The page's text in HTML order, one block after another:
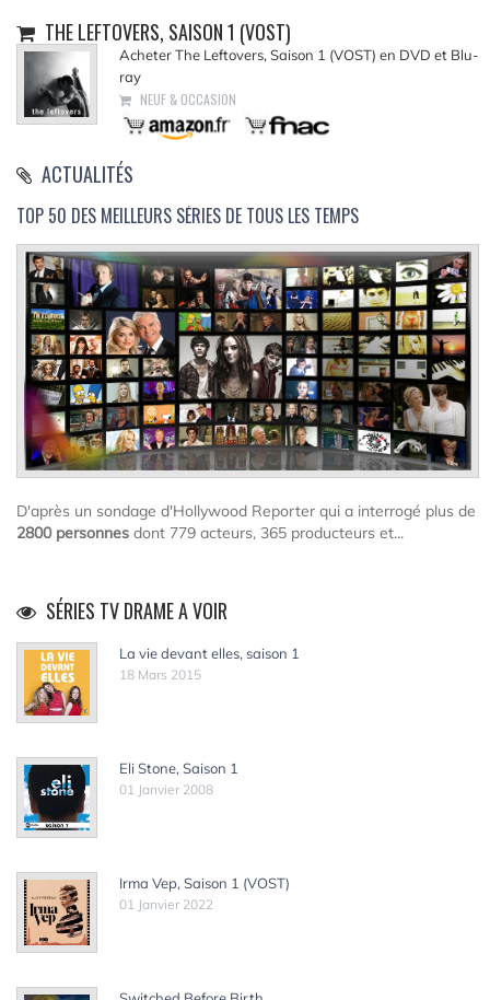
THE LEFTOVERS, SAISON 1 (VOST)
Acheter The Leftovers, Saison 1 (VOST) en DVD et Blu-
ray
NEUF & OCCASION
ACTUALITÉS
TOP 50 DES MEILLEURS SÉRIES DE TOUS LES TEMPS
D'après un sondage d'Hollywood Reporter qui a interrogé plus de
2800 personnes dont 779 acteurs, 365 producteurs et...
SÉRIES TV DRAME A VOIR
La vie devant elles, saison 1
18 Mars 2015
Eli Stone, Saison 1
01 Janvier 2008
Irma Vep, Saison 1 (VOST)
01 Janvier 2022